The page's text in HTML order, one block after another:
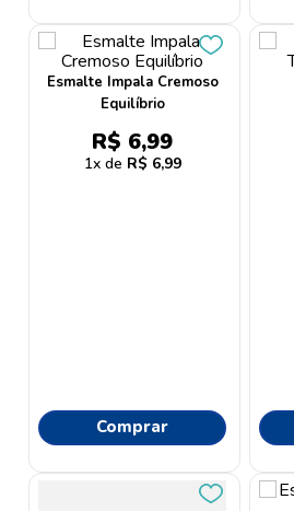
Esmalte Impala Cremoso
Equilíbrio
R$ 6,99
1 R$ 6,99
Comprar